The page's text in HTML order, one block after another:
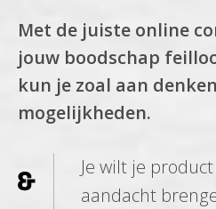
Met de juiste online
jouw boodschap
kun je zoal aan
mogelijkheden.
Je wilt je
aandacht